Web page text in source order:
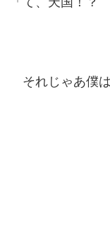
それじゃあ僕は